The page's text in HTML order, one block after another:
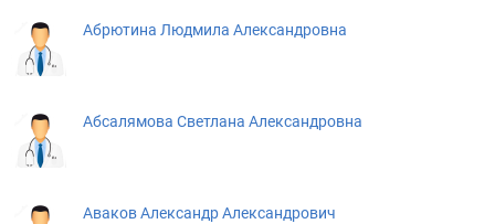
Абрютина Людмила Александровна
Абсалямова Светлана Александровна
Аваков Александр Александрович